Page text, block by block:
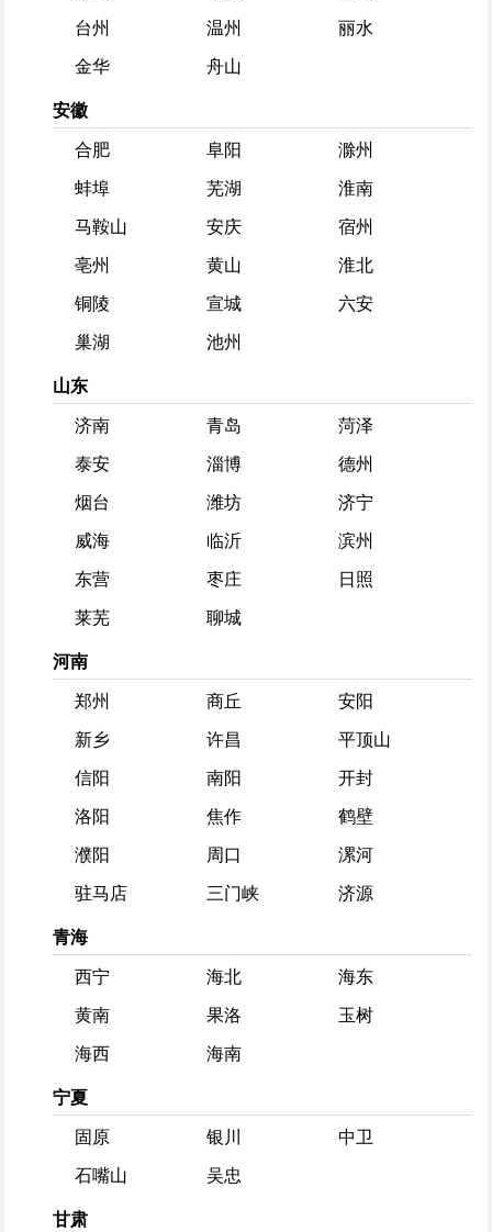
台州 温州 丽水
金华 舟山
安徽
合肥 阜阳 滁州
蚌埠 芜湖 淮南
马鞍山 安庆 宿州
亳州 黄山 淮北
铜陵 宣城 六安
巢湖 池州
山东
济南 青岛 菏泽
泰安 淄博 德州
烟台 潍坊 济宁
威海 临沂 滨州
东营 枣庄 日照
莱芜 聊城
河南
郑州 商丘 安阳
新乡 许昌 平顶山
信阳 南阳 开封
洛阳 焦作 鹤壁
濮阳 周口 漯河
驻马店 三门峡 济源
青海
西宁 海北 海东
黄南 果洛 玉树
海西 海南
宁夏
固原 银川 中卫
石嘴山 吴忠
甘肃